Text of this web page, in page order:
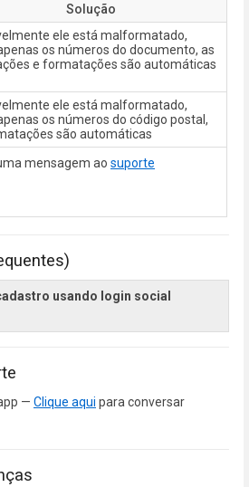
Solução
ele está malformatado,
os números do documento, as
e formatações são automáticas
ele está malformatado,
os números do código postal,
são automáticas
mensagem ao suporte
usando login social
— Clique aqui para conversar